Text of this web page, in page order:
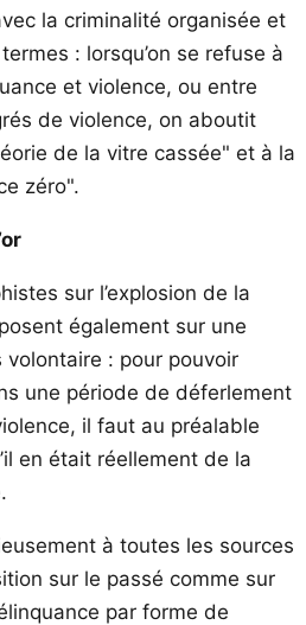
la criminalité organisée et
: lorsqu’on se refuse à
et violence, ou entre
de violence, on aboutit
de la vitre cassée" et à la
zéro".
sur l’explosion de la
également sur une
volontaire : pour pouvoir
une période de déferlement
il faut au préalable
en était réellement de la
à toutes les sources
sur le passé comme sur
par forme de